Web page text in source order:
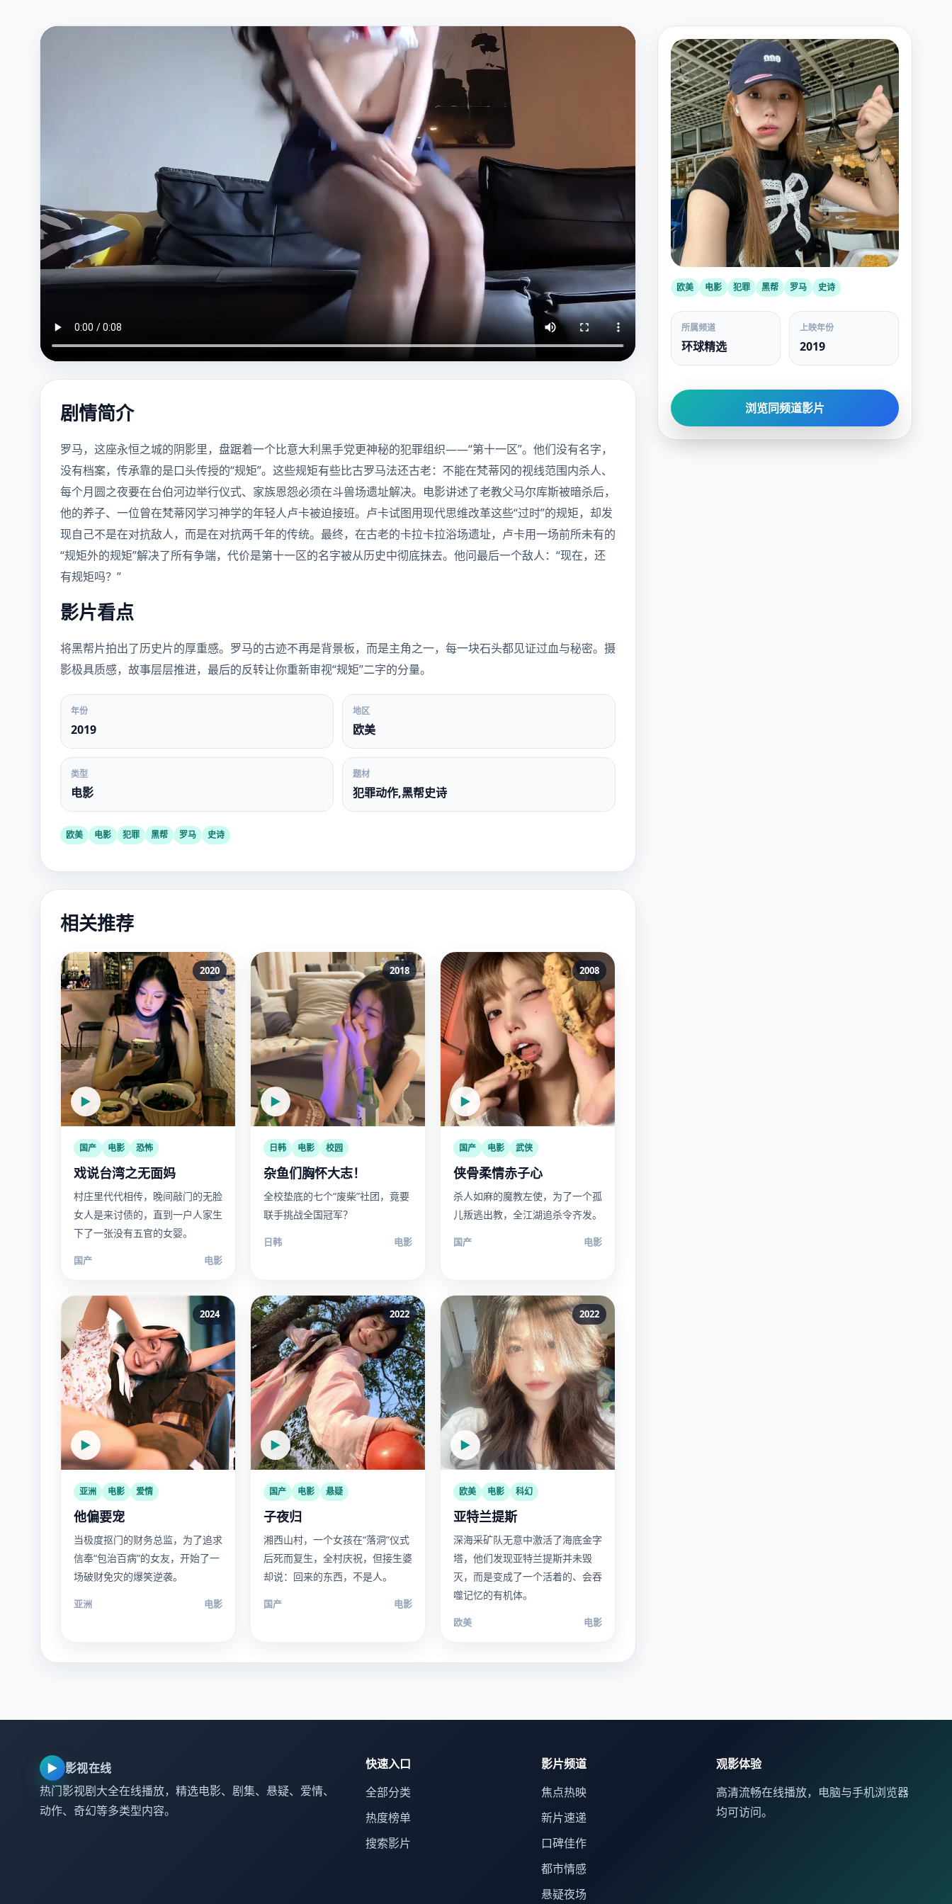
剧情简介
罗马，这座永恒之城的阴影里，盘踞着一个比意大利黑手党更神秘的犯罪组织——“第十一区”。他们没有名字，
没有档案，传承靠的是口头传授的“规矩”。这些规矩有些比古罗马法还古老：不能在梵蒂冈的视线范围内杀人、
每个月圆之夜要在台伯河边举行仪式、家族恩怨必须在斗兽场遗址解决。电影讲述了老教父马尔库斯被暗杀后，
他的养子、一位曾在梵蒂冈学习神学的年轻人卢卡被迫接班。卢卡试图用现代思维改革这些“过时”的规矩，却发
现自己不是在对抗敌人，而是在对抗两千年的传统。最终，在古老的卡拉卡拉浴场遗址，卢卡用一场前所未有的
“规矩外的规矩”解决了所有争端，代价是第十一区的名字被从历史中彻底抹去。他问最后一个敌人：“现在，还
有规矩吗？”
影片看点
将黑帮片拍出了历史片的厚重感。罗马的古迹不再是背景板，而是主角之一，每一块石头都见证过血与秘密。摄
影极具质感，故事层层推进，最后的反转让你重新审视“规矩”二字的分量。
年份
2019
地区
欧美
类型
电影
题材
犯罪动作,黑帮史诗
欧美 电影 犯罪 黑帮 罗马 史诗
相关推荐
▶
2020
国产 电影 恐怖
戏说台湾之无面妈
村庄里代代相传，晚间敲门的无脸
女人是来讨债的，直到一户人家生
下了一张没有五官的女婴。
国产 电影
▶
2018
日韩 电影 校园
杂鱼们胸怀大志！
全校垫底的七个“废柴”社团，竟要
联手挑战全国冠军？
日韩 电影
▶
2008
国产 电影 武侠
侠骨柔情赤子心
杀人如麻的魔教左使，为了一个孤
儿叛逃出教，全江湖追杀令齐发。
国产 电影
▶
2024
亚洲 电影 爱情
他偏要宠
当极度抠门的财务总监，为了追求
信奉“包治百病”的女友，开始了一
场破财免灾的爆笑逆袭。
亚洲 电影
▶
2022
国产 电影 悬疑
子夜归
湘西山村，一个女孩在“落洞”仪式
后死而复生，全村庆祝，但接生婆
却说：回来的东西，不是人。
国产 电影
▶
2022
欧美 电影 科幻
亚特兰提斯
深海采矿队无意中激活了海底金字
塔，他们发现亚特兰提斯并未毁
灭，而是变成了一个活着的、会吞
噬记忆的有机体。
欧美 电影
欧美 电影 犯罪 黑帮 罗马 史诗
所属频道
环球精选
上映年份
2019
浏览同频道影片
▶ 影视在线
热门影视剧大全在线播放，精选电影、剧集、悬疑、爱情、
动作、奇幻等多类型内容。
快速入口
全部分类
热度榜单
搜索影片
影片频道
焦点热映
新片速递
口碑佳作
都市情感
悬疑夜场
观影体验
高清流畅在线播放，电脑与手机浏览器
均可访问。